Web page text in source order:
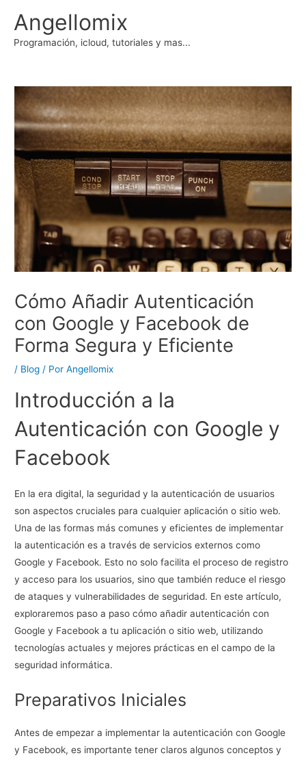
contenido
Angellomix
Programación, icloud, tutoriales y mas...
Cómo Añadir Autenticación
con Google y Facebook de
Forma Segura y Eficiente
/ Blog / PorAngellomix
Introducción a la
Autenticación con Google y
Facebook
En la era digital, la seguridad y la autenticación de usuarios
son aspectos cruciales para cualquier aplicación o sitio web.
Una de las formas más comunes y eficientes de implementar
la autenticación es a través de servicios externos como
Google y Facebook. Esto no solo facilita el proceso de registro
y acceso para los usuarios, sino que también reduce el riesgo
de ataques y vulnerabilidades de seguridad. En este artículo,
exploraremos paso a paso cómo añadir autenticación con
Google y Facebook a tu aplicación o sitio web, utilizando
tecnologías actuales y mejores prácticas en el campo de la
seguridad informática.
Preparativos Iniciales
Antes de empezar a implementar la autenticación con Google
y Facebook, es importante tener claros algunos conceptos y